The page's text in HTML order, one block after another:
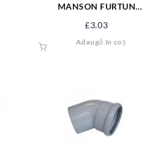
MANSON FURTUN
£3.03
Adaugă în coș